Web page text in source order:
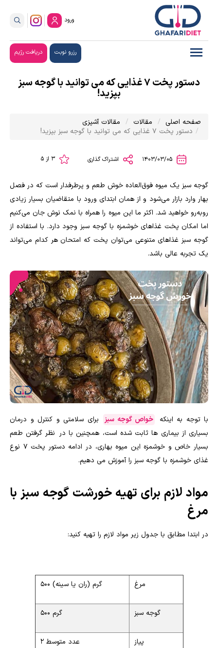
ورود
رزرو نوبت دریافت رژیم
دستور پخت ۷ غذایی که می توانید با گوجه سبز
بپزید!
صفحه اصلی مقالات
مقالات آشپزی
دستور پخت ۷ غذایی که می توانید با گوجه سبز بپزید!
اشتراک گذاری
گوجه سبز یک میوه فوق‌العاده خوش طعم و پرطرفدار است که در فصل
بهار وارد بازار می‌شود و از همان ابتدای ورود با متقاضیان بسیار زیادی
روبه‌رو خواهید شد. اکثر ما این میوه را همراه با نمک نوش جان می‌کنیم
اما امکان پخت غذاهای خوشمزه با گوجه سبز وجود دارد. با استفاده از
گوجه سبز غذاهای متنوعی می‌توان پخت که امتحان هر کدام می‌تواند
یک تجربه عالی باشد.
با توجه به اینکه خواص گوجه سبز
برای سلامتی و کنترل و درمان
بسیاری از بیماری ها ثابت شده است، همچنین با در نظر گرفتن طعم
بسیار خاص و خوشمزه این میوه بهاری، در ادامه دستور پخت ۷ نوع
غذای خوشمزه با گوجه سبز را آموزش می دهیم.
مواد لازم برای تهیه خورشت گوجه سبز با
مرغ
در ابتدا مطابق با جدول زیر مواد لازم را تهیه کنید:
مرغ 500 گرم (ران یا سینه)
گوجه سبز 500 گرم
پیاز 2 عدد متوسط